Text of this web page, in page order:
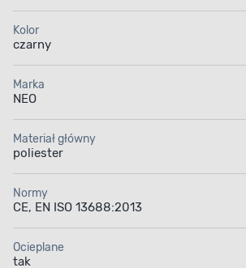
Kolor
czarny
Marka
NEO
Materiał główny
poliester
Normy
CE, EN ISO 13688:2013
Ocieplane
tak